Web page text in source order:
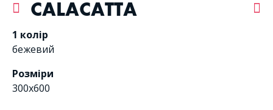
CALACATTA
1 колір
бежевий
Розміри
300x600